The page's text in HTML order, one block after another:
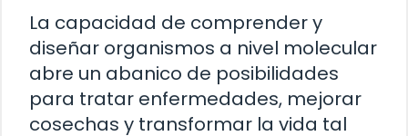
La capacidad de comprender y
diseñar organismos a nivel molecular
abre un abanico de posibilidades
para tratar enfermedades, mejorar
cosechas y transformar la vida tal